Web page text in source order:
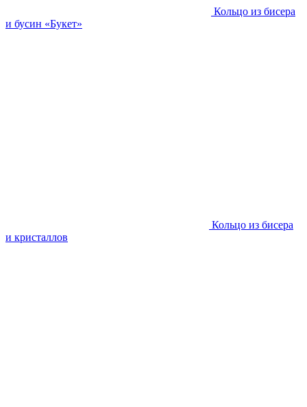
Кольцо из бисера
и бусин «Букет»
Кольцо из бисера
и кристаллов